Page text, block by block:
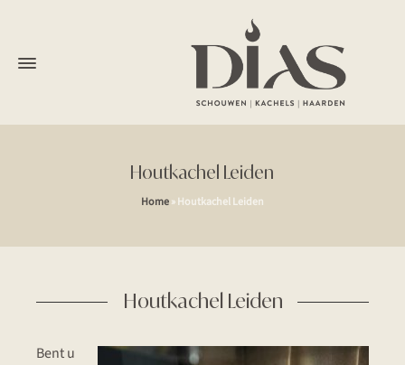
Houtkachel Leiden
Home»Houtkachel Leiden
Houtkachel Leiden
Bent u